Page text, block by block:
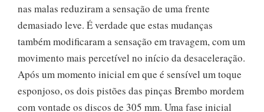
nas malas reduziram a sensação de uma frente
demasiado leve. É verdade que estas mudanças
também modificaram a sensação em travagem, com um
movimento mais percetível no início da desaceleração.
Após um momento inicial em que é sensível um toque
esponjoso, os dois pistões das pinças Brembo mordem
com vontade os discos de 305 mm. Uma fase inicial